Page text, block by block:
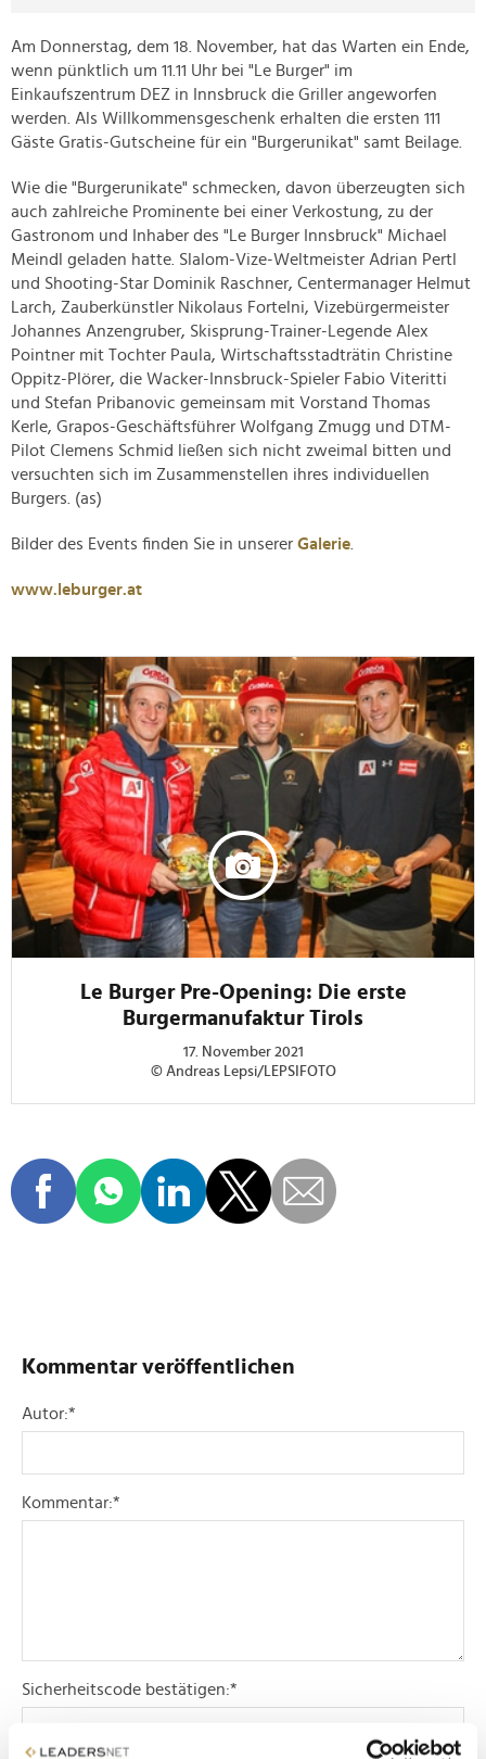
Am Donnerstag, dem 18. November, hat das Warten ein Ende,
wenn pünktlich um 11.11 Uhr bei "Le Burger" im
Einkaufszentrum DEZ in Innsbruck die Griller angeworfen
werden. Als Willkommensgeschenk erhalten die ersten 111
Gäste Gratis-Gutscheine für ein "Burgerunikat" samt Beilage.
Wie die "Burgerunikate" schmecken, davon überzeugten sich
auch zahlreiche Prominente bei einer Verkostung, zu der
Gastronom und Inhaber des "Le Burger Innsbruck" Michael
Meindl geladen hatte. Slalom-Vize-Weltmeister Adrian Pertl
und Shooting-Star Dominik Raschner, Centermanager Helmut
Larch, Zauberkünstler Nikolaus Fortelni, Vizebürgermeister
Johannes Anzengruber, Skisprung-Trainer-Legende Alex
Pointner mit Tochter Paula, Wirtschaftsstadträtin Christine
Oppitz-Plörer, die Wacker-Innsbruck-Spieler Fabio Viteritti
und Stefan Pribanovic gemeinsam mit Vorstand Thomas
Kerle, Grapos-Geschäftsführer Wolfgang Zmugg und DTM-
Pilot Clemens Schmid ließen sich nicht zweimal bitten und
versuchten sich im Zusammenstellen ihres individuellen
Burgers. (as)
Bilder des Events finden Sie in unserer Galerie
www.leburger.at
Le Burger Pre-Opening: Die erste
Burgermanufaktur Tirols
17. November 2021
© Andreas Lepsi/LEPSIFOTO
Kommentar veröffentlichen
Autor:*
Kommentar:*
Sicherheitscode bestätigen:*